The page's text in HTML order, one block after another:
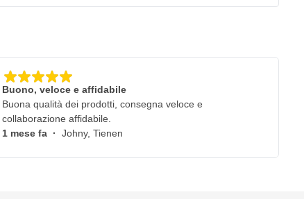
Buono, veloce e affidabile
Buona qualità dei prodotti, consegna veloce e
collaborazione affidabile.
1 mese fa · Johny, Tienen